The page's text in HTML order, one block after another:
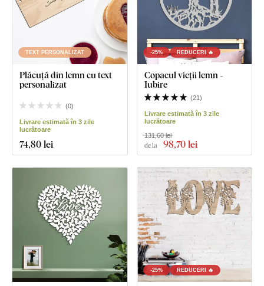
TEXT PERSONALIZAT
Plăcuță din lemn cu text
personalizat
(0)
Livrare estimată în 3 zile
lucrătoare
74,80 lei
-25% REDUCERI 🔥
Copacul vieții lemn -
Iubire
(21)
Livrare estimată în 3 zile
lucrătoare
de la 98,70 lei
131,60 lei
-25% REDUCERI 🔥